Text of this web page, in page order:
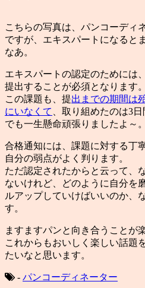
こちらの写真は、パンコーディ
ですが、エキスパートになると
なあ。
エキスパートの認定のためには
提出することが必須となります。
この課題も、提出までの期間は
にいなくて
、取り組めたのは3日
でも一生懸命頑張りましたよ～。
合格通知には、課題に対する丁
自分の弱点がよく判ります。
ただ認定されたからと云って、
ないけれど、どのように自分を
ルアップしていけばいいのか、
す。
ますますパンと向き合うことが
これからもおいしく楽しい話題
たいなと思います。
- パンコーディネーター